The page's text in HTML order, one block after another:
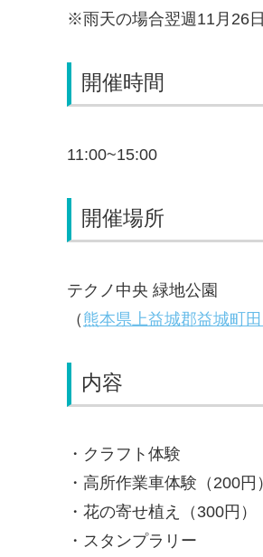
※雨天の場合翌週11月26
開催時間
11:00~15:00
開催場所
テクノ中央 緑地公園
（ 熊本県上益城郡益城町
内容
・クラフト体験
・高所作業車体験（200円）
・花の寄せ植え（300円）
・スタンプラリー